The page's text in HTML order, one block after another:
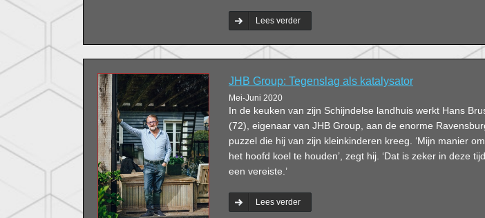
Lees verder
JHB Group: Tegenslag als katalysator
Mei-Juni 2020
In de keuken van zijn Schijndelse landhuis werkt Hans
(72), eigenaar van JHB Group, aan de enorme
puzzel die hij van zijn kleinkinderen kreeg. ‘Mijn manier om
het hoofd koel te houden’, zegt hij. ‘Dat is zeker in deze tijd
een vereiste.’
Lees verder